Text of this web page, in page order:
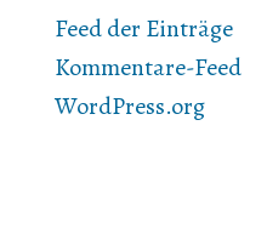
Feed der Einträge
Kommentare-Feed
WordPress.org